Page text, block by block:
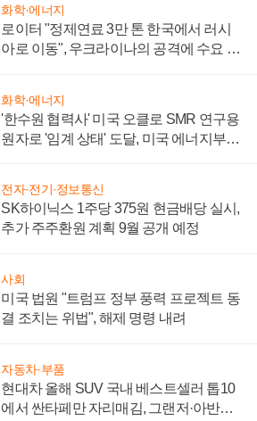
화학·에너지
로이터 "정제연료 3만 톤 한국에서 러시
아로 이동", 우크라이나의 공격에 수요 늘
화학·에너지
'한수원 협력사' 미국 오클로 SMR 연구용
원자로 '임계 상태' 도달, 미국 에너지부
전자·전기·정보통신
SK하이닉스 1주당 375원 현금배당 실시,
추가 주주환원 계획 9월 공개 예정
사회
미국 법원 "트럼프 정부 풍력 프로젝트 동
결 조치는 위법", 해제 명령 내려
자동차·부품
현대차 올해 SUV 국내 베스트셀러 톱10
에서 싼타페만 자리매김, 그랜저·아반떼